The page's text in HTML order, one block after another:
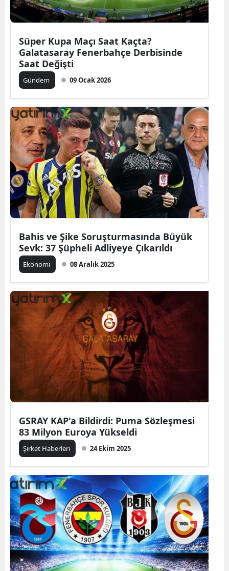
Süper Kupa Maçı Saat Kaçta?
Galatasaray Fenerbahçe Derbisinde
Saat Değişti
Gündem 09 Ocak 2026
Bahis ve Şike Soruşturmasında Büyük
Sevk: 37 Şüpheli Adliyeye Çıkarıldı
Ekonomi 08 Aralık 2025
GSRAY KAP'a Bildirdi: Puma Sözleşmesi
83 Milyon Euroya Yükseldi
Şirket Haberleri 24 Ekim 2025